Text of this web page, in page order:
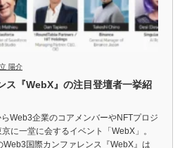
陽介
ス『WebX』の注目登壇者一挙紹
Web3企業のコアメンバーやNFTプロジ
に一堂に会するイベント「WebX」。
国際カンファレンス『WebX』は